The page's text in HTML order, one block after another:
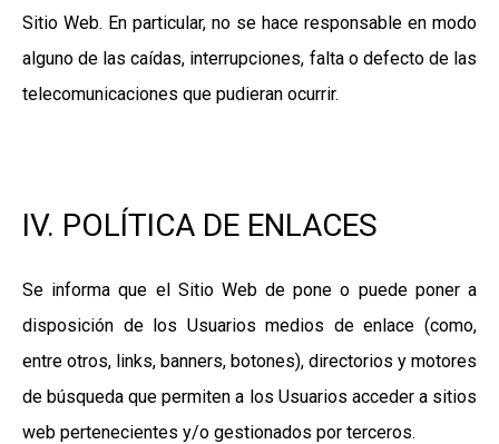
Sitio Web. En particular, no se hace responsable en modo
alguno de las caídas, interrupciones, falta o defecto de las
telecomunicaciones que pudieran ocurrir.
IV. POLÍTICA DE ENLACES
Se informa que el Sitio Web de pone o puede poner a
disposición de los Usuarios medios de enlace (como,
entre otros, links, banners, botones), directorios y motores
de búsqueda que permiten a los Usuarios acceder a sitios
web pertenecientes y/o gestionados por terceros.